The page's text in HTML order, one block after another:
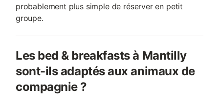
probablement plus simple de réserver en petit
groupe.
Les bed & breakfasts à Mantilly
sont-ils adaptés aux animaux de
compagnie ?